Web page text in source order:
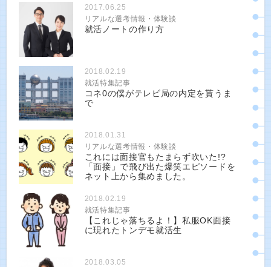
2017.06.25
リアルな選考情報・体験談
就活ノートの作り方
2018.02.19
就活特集記事
コネ0の僕がテレビ局の内定を貰うま
で
2018.01.31
リアルな選考情報・体験談
これには面接官もたまらず吹いた!?
「面接」で飛び出た爆笑エピソードを
ネット上から集めました。
2018.02.19
就活特集記事
【これじゃ落ちるよ！】私服OK面接
に現れたトンデモ就活生
2018.03.05